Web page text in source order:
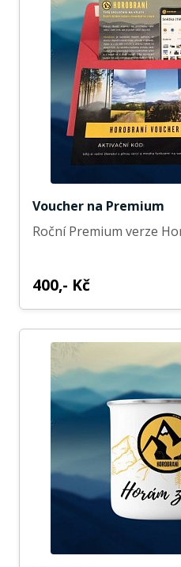
Voucher na Premium
Roční Premium verze
400,- Kč